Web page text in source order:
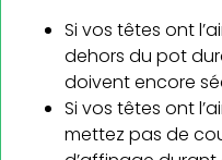
Si vos têtes ont
dehors du pot
doivent encore
Si vos têtes ont
mettez pas de